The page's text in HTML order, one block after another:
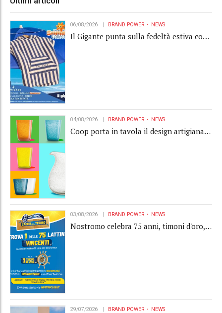
06/08/2026 BRAND POWER NEWS
Il Gigante punta sulla fedeltà estiva con
04/08/2026 BRAND POWER NEWS
Coop porta in tavola il design artigianale
03/08/2026 BRAND POWER NEWS
Nostromo celebra 75 anni, timoni d'oro,
29/07/2026 BRAND POWER NEWS